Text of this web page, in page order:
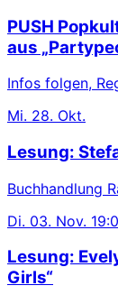
PUSH
aus
Infos folgen,
Mi. 28. Okt.
Lesung:
Buchhandlung
Di. 03. Nov.
Lesung:
Girls“